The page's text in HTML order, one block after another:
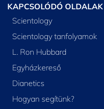
KAPCSOLÓDÓ OLDALAK
Scientology
Scientology tanfolyamok
L. Ron Hubbard
Egyházkereső
Dianetics
Hogyan segítünk?